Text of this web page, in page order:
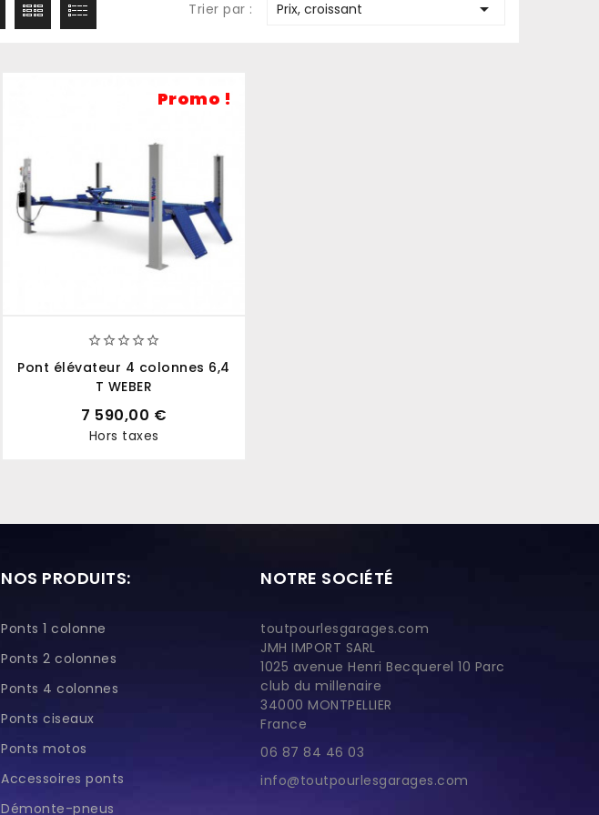
Trier par : Prix, croissant 
Promo !

Pont élévateur 4 colonnes 6,4
T WEBER
7 590,00 €
Hors taxes
NOS PRODUITS:
Ponts 1 colonne
Ponts 2 colonnes
Ponts 4 colonnes
Ponts ciseaux
Ponts motos
Accessoires ponts
Démonte-pneus
NOTRE SOCIÉTÉ
toutpourlesgarages.com
JMH IMPORT SARL
1025 avenue Henri Becquerel 10 Parc
club du millenaire
34000 MONTPELLIER
France
06 87 84 46 03
info@toutpourlesgarages.com